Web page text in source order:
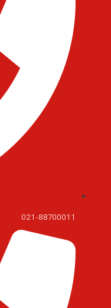
021-88700011